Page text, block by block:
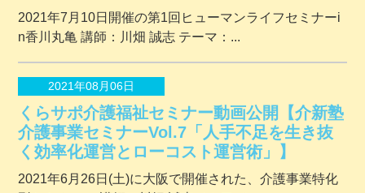
2021年7月10日開催の第1回ヒューマンライフセミナーi
n香川丸亀 講師：川畑 誠志 テーマ：...
2021年08月06日
くらサポ介護福祉セミナー動画公開【介新塾
介護事業セミナーVol.7「人手不足を生き抜
く効率化運営とローコスト運営術」】
2021年6月26日(土)に大阪で開催された、介護事業特化